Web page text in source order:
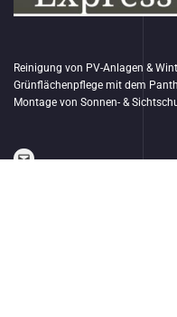
Reinigung von PV-Anlagen &
Grünflächenpflege mit dem
Montage von Sonnen- &
Mail